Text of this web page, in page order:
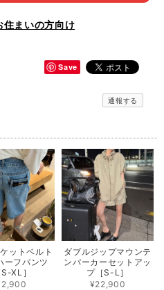
住まいの方向け
Save
通報する
ットベルト
ーフパンツ
XL］
ダブルジップマウンテ
ンパーカーセットアッ
プ［S-L］
¥22,900